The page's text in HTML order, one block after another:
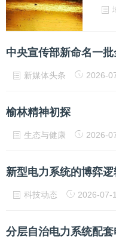
中央宣传部新命名一
新媒体头条 2026-
榆林精神初探
生态与健康 2026-
科技动态 2026-07-
分层自治电力系统配